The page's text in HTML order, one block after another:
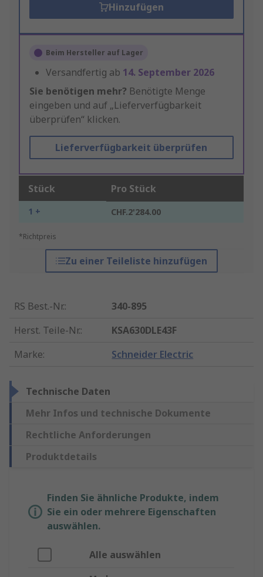
Hinzufügen
Beim Hersteller auf Lager
Versandfertig ab 14. September 2026
Sie benötigen mehr? Benötigte Menge
eingeben und auf „Lieferverfügbarkeit
überprüfen“ klicken.
Lieferverfügbarkeit überprüfen
Stück Pro Stück
1 + CHF.2'284.00
*Richtpreis
Zu einer Teileliste hinzufügen
RS Best.-Nr.:
340-895
Herst. Teile-Nr.:
KSA630DLE43F
Marke: Schneider Electric
Technische Daten
Mehr Infos und technische Dokumente
Rechtliche Anforderungen
Produktdetails
Finden Sie ähnliche Produkte, indem
Sie ein oder mehrere Eigenschaften
auswählen.
Alle auswählen